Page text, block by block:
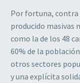
Por fortuna,
producido masivas
como la de los 48
60% de la
otros sectores
y una explícita